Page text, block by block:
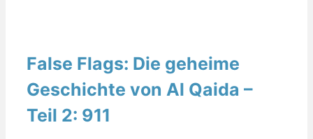
False Flags: Die geheime
Geschichte von Al Qaida –
Teil 2: 911